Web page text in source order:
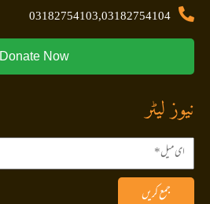
03182754103,03182754104
Donate Now
نیوز لیٹر
جمع کریں